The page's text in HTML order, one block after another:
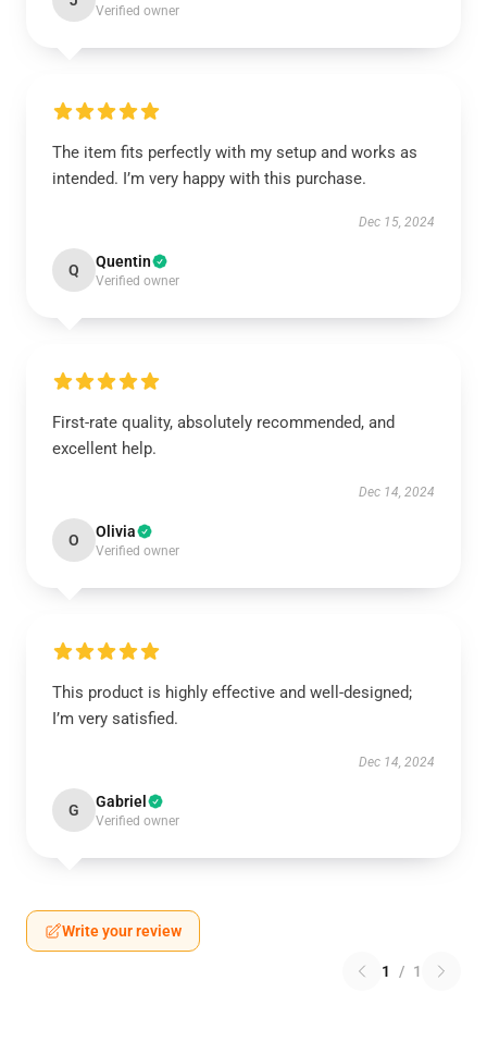
Verified owner
The item fits perfectly with my setup and works as
intended. I’m very happy with this purchase.
Dec 15, 2024
Q Quentin
Verified owner
First-rate quality, absolutely recommended, and
excellent help.
Dec 14, 2024
O Olivia
Verified owner
This product is highly effective and well-designed;
I’m very satisfied.
Dec 14, 2024
G Gabriel
Verified owner
Write your review
1 / 1